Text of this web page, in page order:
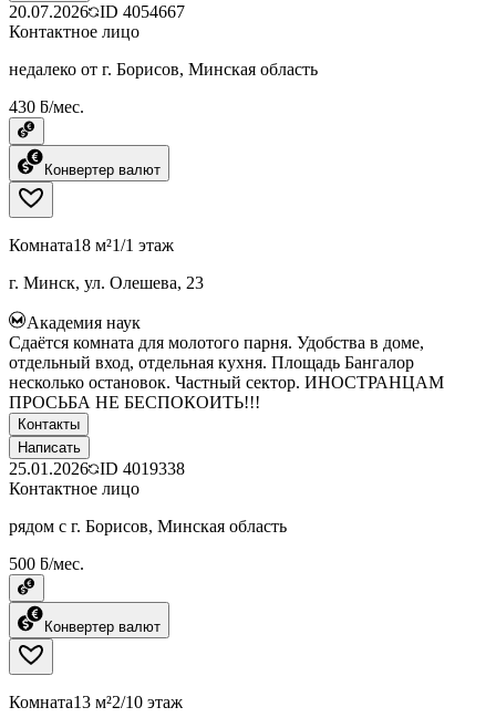
20.07.2026 ID 4054667
Контактное лицо
недалеко от г. Борисов, Минская область
430 ƃ/мес.
Конвертер валют
Комната18 м²1/1 этаж
г. Минск, ул. Олешева, 23
Академия наук
Сдаётся комната для молотого парня. Удобства в доме,
отдельный вход, отдельная кухня. Площадь Бангалор
несколько остановок. Частный сектор. ИНОСТРАНЦАМ
ПРОСЬБА НЕ БЕСПОКОИТЬ!!!
Контакты
Написать
25.01.2026 ID 4019338
Контактное лицо
рядом с г. Борисов, Минская область
500 ƃ/мес.
Конвертер валют
Комната13 м²2/10 этаж